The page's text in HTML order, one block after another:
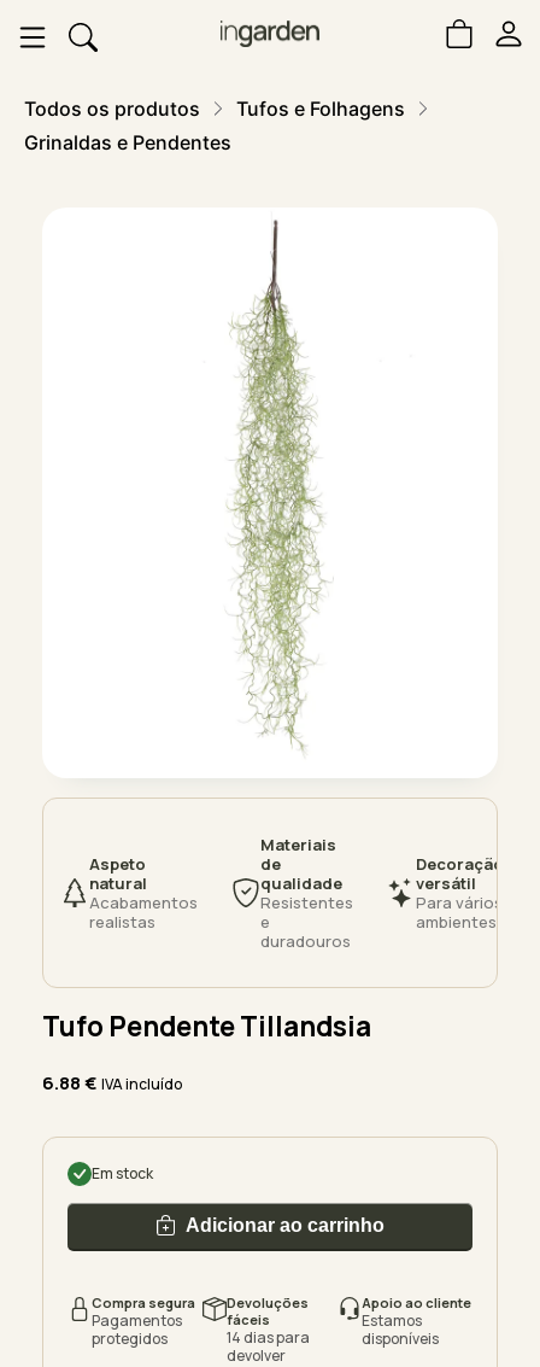
Todos os produtos
Tufos e Folhagens
Grinaldas e Pendentes
Aspeto
natural
Acabamentos
realistas
Materiais
de
qualidade
Resistentes
e
duradouros
Decoração
versátil
Para vários
ambientes
Tufo Pendente Tillandsia
6.88€ IVA incluído
Em stock
Adicionar ao carrinho
Compra segura
Pagamentos
protegidos
Devoluções
fáceis
14 dias para
devolver
Apoio ao cliente
Estamos
disponíveis